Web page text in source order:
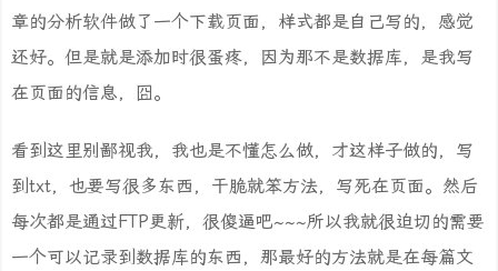
章的分析软件做了一个下载页面，样式都是自己写的，感觉
还好。但是就是添加时很蛋疼，因为那不是数据库，是我写
在页面的信息，囧。
看到这里别鄙视我，我也是不懂怎么做，才这样子做的，写
到txt，也要写很多东西，干脆就笨方法，写死在页面。然后
每次都是通过FTP更新，很傻逼吧~~~所以我就很迫切的需要
一个可以记录到数据库的东西，那最好的方法就是在每篇文